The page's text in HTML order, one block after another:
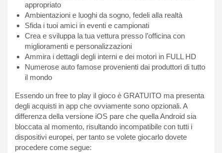
appropriato
Ambientazioni e luoghi da sogno, fedeli alla realtà
Sfida i tuoi amici in eventi e campionati
Crea e sviluppa la tua vettura presso l’officina con
miglioramenti e personalizzazioni
Ammira i dettagli degli interni e dei motori in FULL HD
Numerose auto famose provenienti dai produttori di tutto
il mondo
Essendo un free to play il gioco è GRATUITO ma presenta
degli acquisti in app che ovviamente sono opzionali. A
differenza della versione iOS pare che quella Android sia
bloccata al momento, risultando incompatibile con tutti i
dispositivi europei, per tanto se volete giocarlo dovete
procedere come segue: